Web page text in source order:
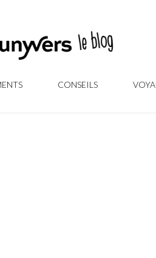
CONSEILS